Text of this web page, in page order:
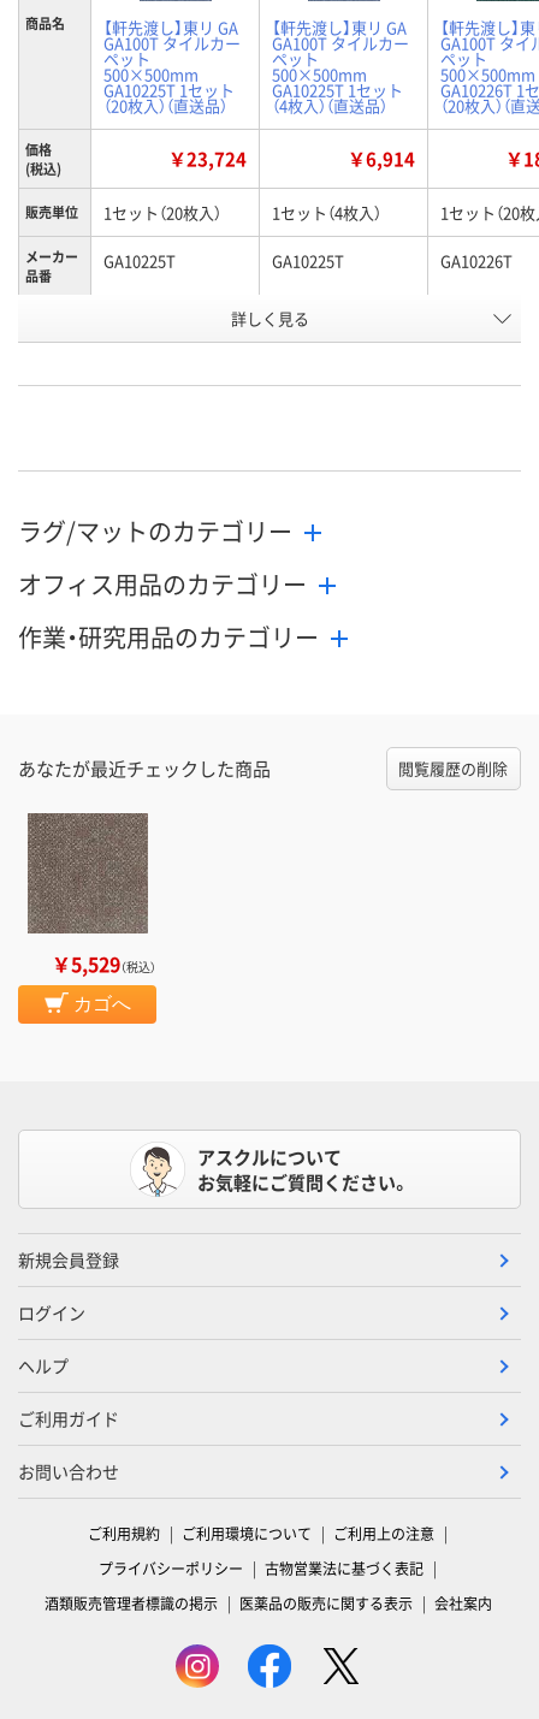
商品名 【軒先渡し】東リ GA
GA100T タイルカー
ペット
500×500mm
GA10225T 1セット
（20枚入）（直送品）
【軒先渡し】東リ GA
GA100T タイルカー
ペット
500×500mm
GA10225T 1セット
（4枚入）（直送品）
【軒先渡し】
GA100T タイ
ペット
500×500mm
GA10226T 1
（20枚入）（直
価格
(税込)
￥23,724 ￥6,914 ￥
販売単位 1セット（20枚入） 1セット（4枚入） 1セット（20枚
メーカー
品番
GA10225T GA10225T GA10226T
AK38456 AK37348
カゴへ
詳しく見る
ラグ/マットのカテゴリー
オフィス用品のカテゴリー
作業・研究用品のカテゴリー
あなたが最近チェックした商品 閲覧履歴の削除
￥5,529（税込）
カゴへ
アスクルについて
お気軽にご質問ください。
新規会員登録
ログイン
ヘルプ
ご利用ガイド
お問い合わせ
ご利用規約 ご利用環境について
ご利用上の注意
プライバシーポリシー
古物営業法に基づく表記
酒類販売管理者標識の掲示
医薬品の販売に関する表示 会社案内